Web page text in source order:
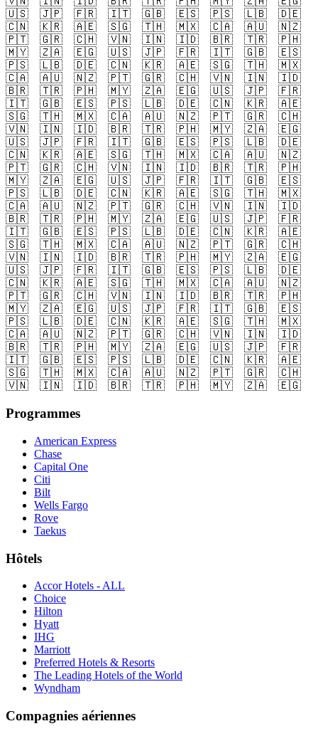
🇺🇸
🇯🇵 🇫🇷 🇮🇹 🇬🇧 🇪🇸 🇵🇸 🇱🇧
🇩🇪
🇨🇳
🇰🇷 🇦🇪 🇸🇬 🇹🇭 🇲🇽 🇨🇦 🇦🇺
🇳🇿
🇵🇹
🇬🇷 🇨🇭 🇻🇳 🇮🇳 🇮🇩 🇧🇷 🇹🇷
🇵🇭
🇲🇾
🇿🇦 🇪🇬 🇺🇸 🇯🇵 🇫🇷 🇮🇹 🇬🇧
🇪🇸
🇵🇸
🇱🇧 🇩🇪 🇨🇳 🇰🇷 🇦🇪 🇸🇬 🇹🇭
🇲🇽
🇨🇦
🇦🇺 🇳🇿 🇵🇹 🇬🇷 🇨🇭 🇻🇳 🇮🇳
🇮🇩
🇧🇷
🇹🇷 🇵🇭 🇲🇾 🇿🇦 🇪🇬 🇺🇸 🇯🇵
🇫🇷
🇮🇹
🇬🇧 🇪🇸 🇵🇸 🇱🇧 🇩🇪 🇨🇳 🇰🇷
🇦🇪
🇸🇬
🇹🇭 🇲🇽 🇨🇦 🇦🇺 🇳🇿 🇵🇹 🇬🇷
🇨🇭
🇻🇳
🇮🇳 🇮🇩 🇧🇷 🇹🇷 🇵🇭 🇲🇾 🇿🇦
🇪🇬
🇺🇸
🇯🇵 🇫🇷 🇮🇹 🇬🇧 🇪🇸 🇵🇸 🇱🇧
🇩🇪
🇨🇳
🇰🇷 🇦🇪 🇸🇬 🇹🇭 🇲🇽 🇨🇦 🇦🇺
🇳🇿
🇵🇹
🇬🇷 🇨🇭 🇻🇳 🇮🇳 🇮🇩 🇧🇷 🇹🇷
🇵🇭
🇲🇾
🇿🇦 🇪🇬 🇺🇸 🇯🇵 🇫🇷 🇮🇹 🇬🇧
🇪🇸
🇵🇸
🇱🇧 🇩🇪 🇨🇳 🇰🇷 🇦🇪 🇸🇬 🇹🇭
🇲🇽
🇨🇦
🇦🇺 🇳🇿 🇵🇹 🇬🇷 🇨🇭 🇻🇳 🇮🇳
🇮🇩
🇧🇷
🇹🇷 🇵🇭 🇲🇾 🇿🇦 🇪🇬 🇺🇸 🇯🇵
🇫🇷
🇮🇹
🇬🇧 🇪🇸 🇵🇸 🇱🇧 🇩🇪 🇨🇳 🇰🇷
🇦🇪
🇸🇬
🇹🇭 🇲🇽 🇨🇦 🇦🇺 🇳🇿 🇵🇹 🇬🇷
🇨🇭
🇻🇳
🇮🇳 🇮🇩 🇧🇷 🇹🇷 🇵🇭 🇲🇾 🇿🇦
🇪🇬
🇺🇸
🇯🇵 🇫🇷 🇮🇹 🇬🇧 🇪🇸 🇵🇸 🇱🇧
🇩🇪
🇨🇳
🇰🇷 🇦🇪 🇸🇬 🇹🇭 🇲🇽 🇨🇦 🇦🇺
🇳🇿
🇵🇹
🇬🇷 🇨🇭 🇻🇳 🇮🇳 🇮🇩 🇧🇷 🇹🇷
🇵🇭
🇲🇾
🇿🇦 🇪🇬 🇺🇸 🇯🇵 🇫🇷 🇮🇹 🇬🇧
🇪🇸
🇵🇸
🇱🇧 🇩🇪 🇨🇳 🇰🇷 🇦🇪 🇸🇬 🇹🇭
🇲🇽
🇨🇦
🇦🇺 🇳🇿 🇵🇹 🇬🇷 🇨🇭 🇻🇳 🇮🇳
🇮🇩
🇧🇷
🇹🇷 🇵🇭 🇲🇾 🇿🇦 🇪🇬 🇺🇸 🇯🇵
🇫🇷
🇮🇹
🇬🇧 🇪🇸 🇵🇸 🇱🇧 🇩🇪 🇨🇳 🇰🇷
🇦🇪
🇸🇬
🇹🇭 🇲🇽 🇨🇦 🇦🇺 🇳🇿 🇵🇹 🇬🇷
🇨🇭
🇻🇳
🇮🇳 🇮🇩 🇧🇷 🇹🇷 🇵🇭 🇲🇾 🇿🇦 🇪🇬
Programmes
American Express
Chase
Capital One
Citi
Bilt
Wells Fargo
Rove
Taekus
Hôtels
Accor Hotels - ALL
Choice
Hilton
Hyatt
IHG
Marriott
Preferred Hotels & Resorts
The Leading Hotels of the World
Wyndham
Compagnies aériennes